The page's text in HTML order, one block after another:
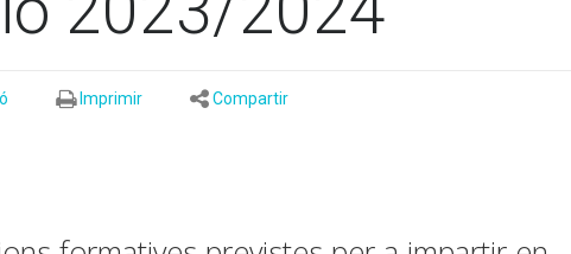
Imprimir Compartir